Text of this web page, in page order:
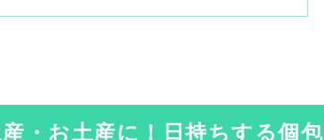
・お土産に！日持ちする個包